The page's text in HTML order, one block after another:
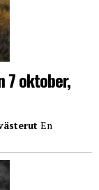
7 oktober,
En